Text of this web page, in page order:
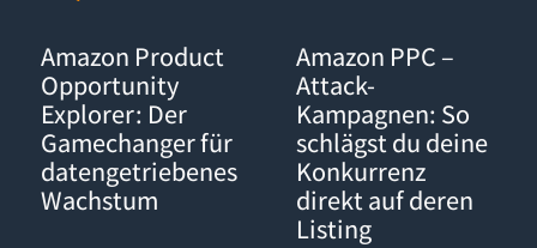
Amazon Product
Opportunity
Explorer: Der
Gamechanger für
datengetriebenes
Wachstum
Amazon PPC –
Attack-
Kampagnen: So
schlägst du deine
Konkurrenz
direkt auf deren
Listing